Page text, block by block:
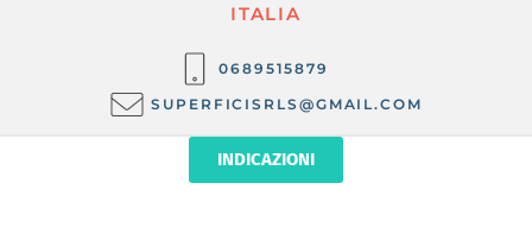
ITALIA
0689515879
SUPERFICISRLS@GMAIL.COM
INDICAZIONI